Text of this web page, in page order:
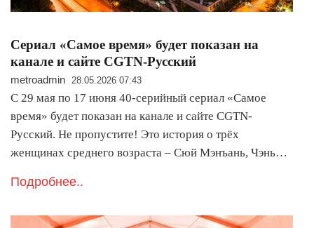
Сериал «Самое время» будет показан на
канале и сайте CGTN-Русский
metroadmin 28.05.2026 07:43
С 29 мая по 17 июня 40-серийный сериал «Самое
время» будет показан на канале и сайте CGTN-
Русский. Не пропустите! Это история о трёх
женщинах среднего возраста – Сюй Мэнъань, Чэнь…
Подробнее..